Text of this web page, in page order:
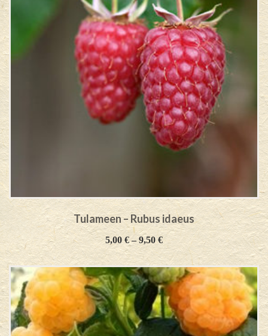
Tulameen – Rubus idaeus
5,00€–9,50 €